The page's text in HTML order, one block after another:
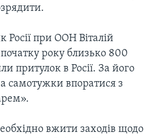
Росії при ООН Віталій
року близько 800
притулок в Росії. За його
самотужки впоратися з
вжити заходів щодо